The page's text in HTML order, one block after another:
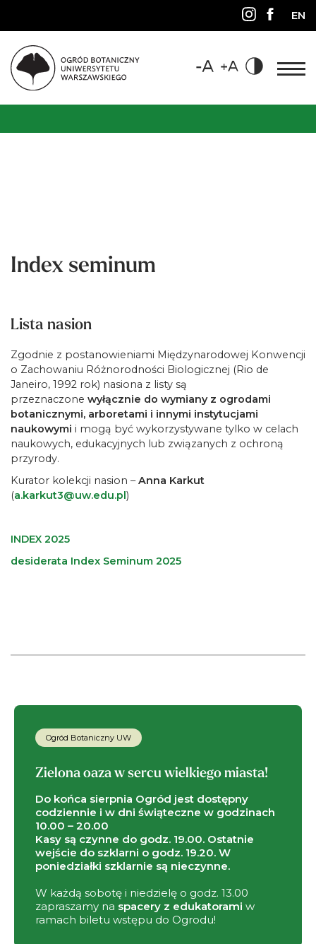
EN
Index seminum
Lista nasion
Zgodnie z postanowieniami Międzynarodowej Konwencji
o Zachowaniu Różnorodności Biologicznej (Rio de
Janeiro, 1992 rok) nasiona z listy są
przeznaczone wyłącznie do wymiany z ogrodami
botanicznymi, arboretami i innymi instytucjami
naukowymi i mogą być wykorzystywane tylko w celach
naukowych, edukacyjnych lub związanych z ochroną
przyrody.
Kurator kolekcji nasion –Anna Karkut
(a.karkut3@uw.edu.pl)
INDEX 2025
desiderata Index Seminum 2025
Ogród Botaniczny UW
Zielona oaza w sercu wielkiego miasta!
Do końca sierpnia Ogród jest dostępny
codziennie i w dni świąteczne w godzinach
10.00 – 20.00
Kasy są czynne do godz. 19.00. Ostatnie
wejście do szklarni o godz. 19.20. W
poniedziałki szklarnie są nieczynne.
W każdą sobotę i niedzielę o godz. 13.00
zapraszamy na spacery z edukatorami w
ramach biletu wstępu do Ogrodu!